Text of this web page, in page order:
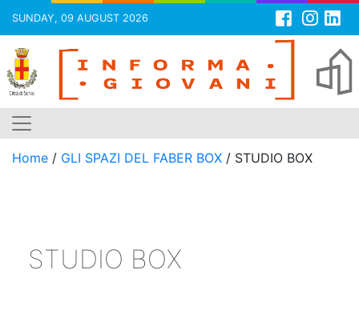
SUNDAY, 09 AUGUST 2026
Skip
content
Home / GLI SPAZI DEL FABER BOX / STUDIO BOX
STUDIO BOX